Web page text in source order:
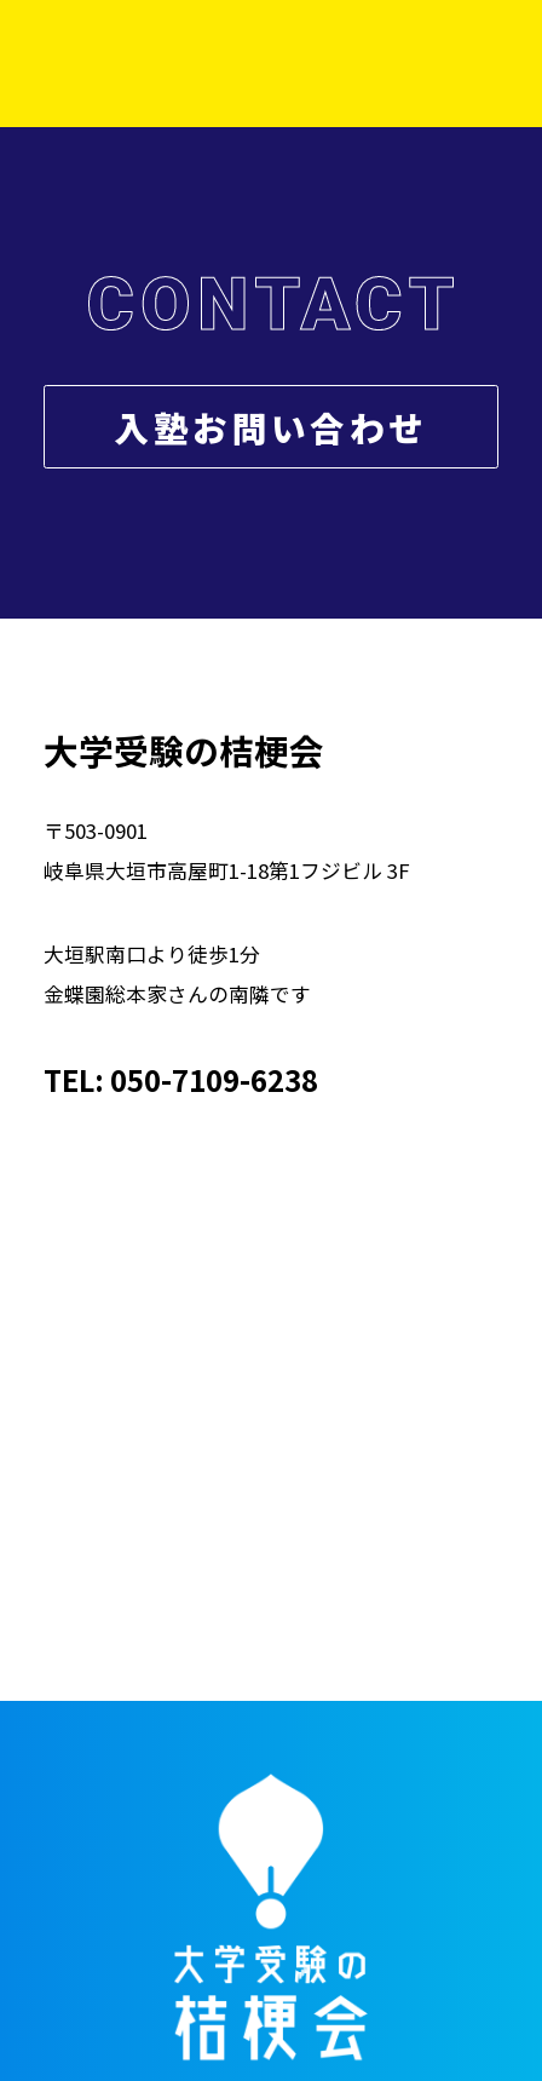
入塾お問い合わせ
大学受験の桔梗会
〒503-0901
岐阜県大垣市高屋町1-18第1フジビル 3F
大垣駅南口より徒歩1分
金蝶園総本家さんの南隣です
TEL: 050-7109-6238